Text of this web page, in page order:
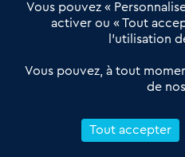
Réseau 3C : un partenaire
Petitscommerces : Un
proximité et des territoires
Reprendre un Restaurant Rapide
Vous pouvez «
activer ou « Tout
l’utilisation
Vous pouvez, à tout
de
Tout accepter